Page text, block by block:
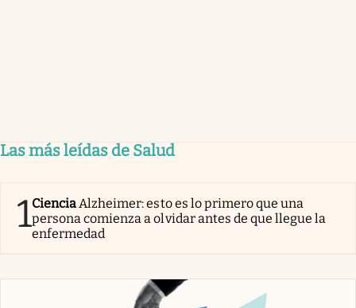
Las más leídas de Salud
1CienciaAlzheimer: esto es lo primero que una
persona comienza a olvidar antes de que llegue la
enfermedad